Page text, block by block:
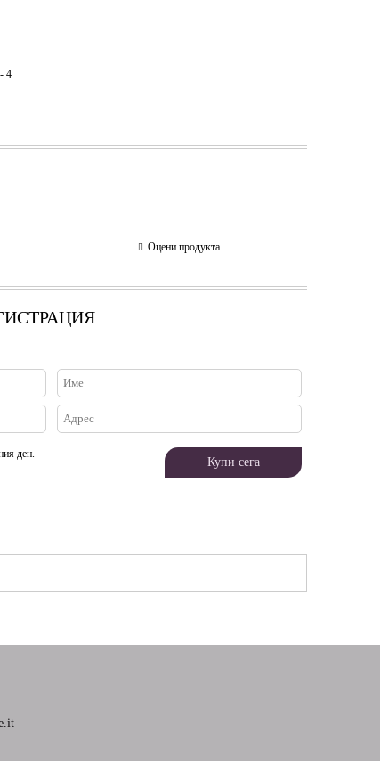
4
Оцени продукта
ден.